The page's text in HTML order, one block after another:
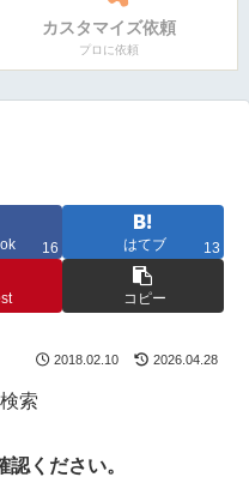
カスタマイズ依頼
プロに依頼
16 はてブ 13
コピー
2018.02.10 2026.04.28
索
ください。